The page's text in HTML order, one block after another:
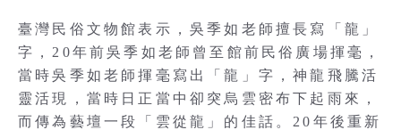
臺灣民俗文物館表示，吳季如老師擅長寫「龍」
字，20年前吳季如老師曾至館前民俗廣場揮毫，
當時吳季如老師揮毫寫出「龍」字，神龍飛騰活
靈活現，當時日正當中卻突烏雲密布下起雨來，
而傳為藝壇一段「雲從龍」的佳話。20年後重新